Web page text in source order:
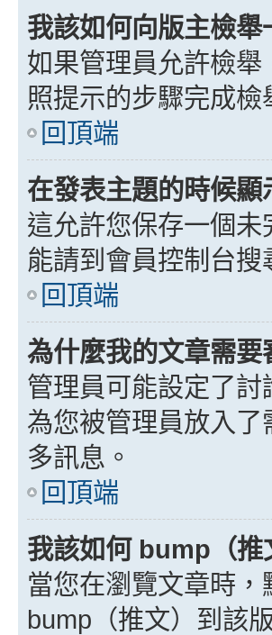
我該如何向版主檢舉
如果管理員允許檢
照提示的步驟完成檢
回頂端
在發表主題的時候
這允許您保存一個
能請到會員控制台搜
回頂端
為什麼我的文章需
管理員可能設定了
為您被管理員放入
多訊息。
回頂端
我該如何 bump（推
當您在瀏覽文章時
bump（推文）到該